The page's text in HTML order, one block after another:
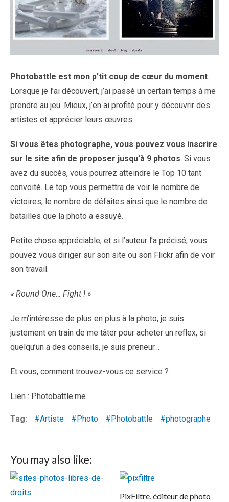
Photobattle est mon p’tit coup de cœur du moment.
Lorsque je l’ai découvert, j’ai passé un certain temps à me
prendre au jeu. Mieux, j’en ai profité pour y découvrir des
artistes et apprécier leurs œuvres.
Si vous êtes photographe, vous pouvez vous inscrire
sur le site afin de proposer jusqu’à 9 photos. Si vous
avez du succès, vous pourrez atteindre le Top 10 tant
convoité. Le top vous permettra de voir le nombre de
victoires, le nombre de défaites ainsi que le nombre de
batailles que la photo a essuyé.
Petite chose appréciable, et si l’auteur l’a précisé, vous
pouvez vous diriger sur son site ou son Flickr afin de voir
son travail.
« Round One… Fight ! »
Je m’intéresse de plus en plus à la photo, je suis
justement en train de me tâter pour acheter un reflex, si
quelqu’un a des conseils, je suis preneur…
Et vous, comment trouvez-vous ce service ?
Lien : Photobattle.me
Tag: Artiste Photo Photobattle photographe
You may also like:
PixFiltre, éditeur de photo